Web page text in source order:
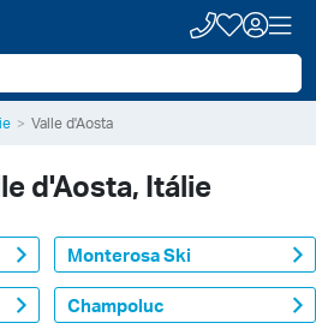
Valle d'Aosta
d'Aosta, Itálie
Monterosa Ski
Champoluc